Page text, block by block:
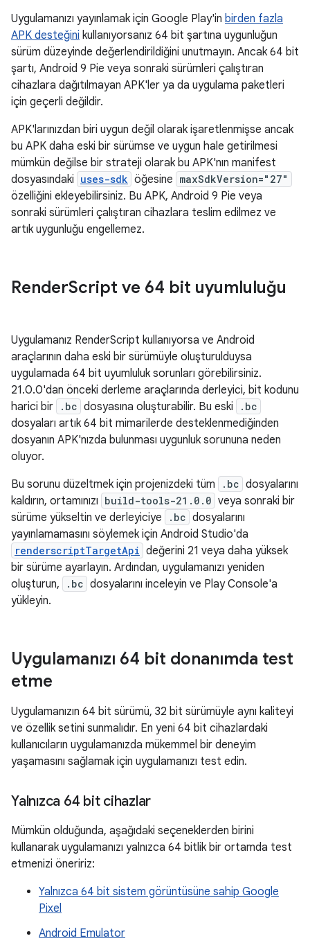
Uygulamanızı yayınlamak için Google Play'in birden fazla
APK desteğini kullanıyorsanız 64 bit şartına uygunluğun
sürüm düzeyinde değerlendirildiğini unutmayın. Ancak 64 bit
şartı, Android 9 Pie veya sonraki sürümleri çalıştıran
cihazlara dağıtılmayan APK'ler ya da uygulama paketleri
için geçerli değildir.
APK'larınızdan biri uygun değil olarak işaretlenmişse ancak
bu APK daha eski bir sürümse ve uygun hale getirilmesi
mümkün değilse bir strateji olarak bu APK'nın manifest
dosyasındaki uses-sdk öğesine maxSdkVersion="27"
özelliğini ekleyebilirsiniz. Bu APK, Android 9 Pie veya
sonraki sürümleri çalıştıran cihazlara teslim edilmez ve
artık uygunluğu engellemez.
RenderScript ve 64 bit uyumluluğu
Uygulamanız RenderScript kullanıyorsa ve Android
araçlarının daha eski bir sürümüyle oluşturulduysa
uygulamada 64 bit uyumluluk sorunları görebilirsiniz.
21.0.0'dan önceki derleme araçlarında derleyici, bit kodunu
harici bir
.bc dosyasına oluşturabilir. Bu eski .bc
dosyaları artık 64 bit mimarilerde desteklenmediğinden
dosyanın APK'nızda bulunması uygunluk sorununa neden
oluyor.
Bu sorunu düzeltmek için projenizdeki tüm
.bc dosyalarını
kaldırın, ortamınızı build-tools-21.0.0 veya sonraki bir
sürüme yükseltin ve derleyiciye
.bc dosyalarını
yayınlamamasını söylemek için Android Studio'da
renderscriptTargetApi değerini 21 veya daha yüksek
bir sürüme ayarlayın. Ardından, uygulamanızı yeniden
oluşturun,
.bc dosyalarını inceleyin ve Play Console'a
yükleyin.
Uygulamanızı 64 bit donanımda test
etme
Uygulamanızın 64 bit sürümü, 32 bit sürümüyle aynı kaliteyi
ve özellik setini sunmalıdır. En yeni 64 bit cihazlardaki
kullanıcıların uygulamanızda mükemmel bir deneyim
yaşamasını sağlamak için uygulamanızı test edin.
Yalnızca 64 bit cihazlar
Mümkün olduğunda, aşağıdaki seçeneklerden birini
kullanarak uygulamanızı yalnızca 64 bitlik bir ortamda test
etmenizi öneririz:
Yalnızca 64 bit sistem görüntüsüne sahip Google
Pixel
Android Emulator